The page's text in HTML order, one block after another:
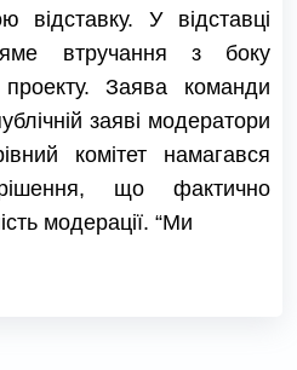
відставку. У відставці
втручання з боку
проекту. Заява команди
заяві модератори
комітет намагався
що фактично
модерації. “Ми